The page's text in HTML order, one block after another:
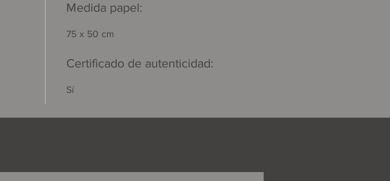
Medida papel:
75 x 50 cm
Certificado de autenticidad:
Sí